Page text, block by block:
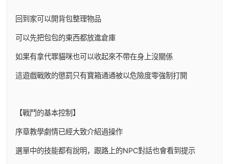
回到家可以開背包整理物品
可以先把包包的東西都放進倉庫
如果有拿代罪貓咪也可以收起來不帶在身上沒關係
這遊戲戰敗的懲罰只有寶箱通通被以危險度零強制打開
【戰鬥的基本控制】
序章教學劇情已經大致介紹過操作
選單中的技能都有說明，跟路上的NPC對話也會看到提示